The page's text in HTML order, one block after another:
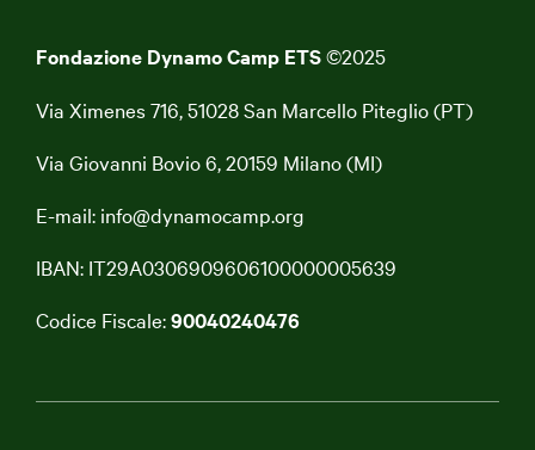
Fondazione Dynamo Camp ETS©2025
Via Ximenes 716, 51028 San Marcello Piteglio (PT)
Via Giovanni Bovio 6, 20159 Milano (MI)
E-mail: info@dynamocamp.org
IBAN: IT29A0306909606100000005639
Codice Fiscale:90040240476